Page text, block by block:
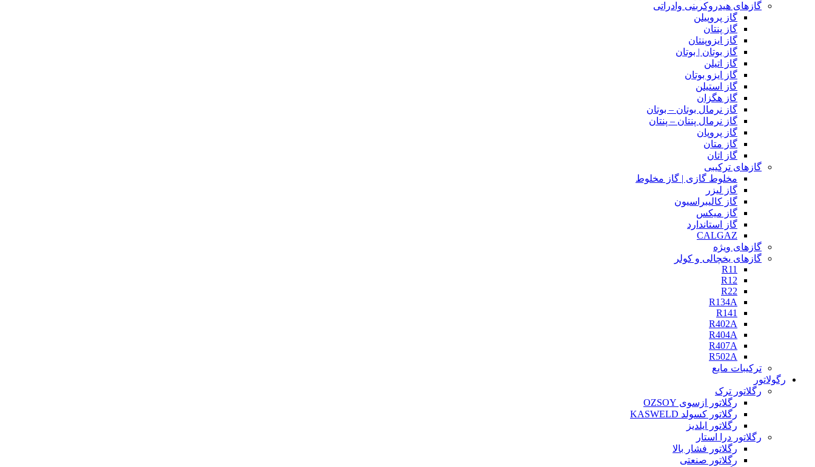
گازهای هیدروکربنی وادراتی
گاز پروپیلن
گاز پنتان
گاز ایزوپنتان
گاز بوتان | بوتان
گاز اتیلن
گاز ایزو بوتان
گاز استیلن
گاز هگزان
گاز نرمال بوتان – بوتان
گاز نرمال پنتان – پنتان
گاز پروپان
گاز متان
گاز اتان
گازهای ترکیبی
مخلوط گازی | گاز مخلوط
گاز لیزر
گاز کالیبراسیون
گاز میکس
گاز استاندارد
CALGAZ
گازهای ویژه
گازهای یخچالی و کولر
R11
R12
R22
R134A
R141
R402A
R404A
R407A
R502A
ترکیبات مایع
رگولاتور
رگلاتور ترک
رگلاتور ازسوی OZSOY
رگلاتور کسولد KASWELD
رگلاتور ایلدیز
رگلاتور درا استار
رگلاتور فشار بالا
رگلاتور صنعتی